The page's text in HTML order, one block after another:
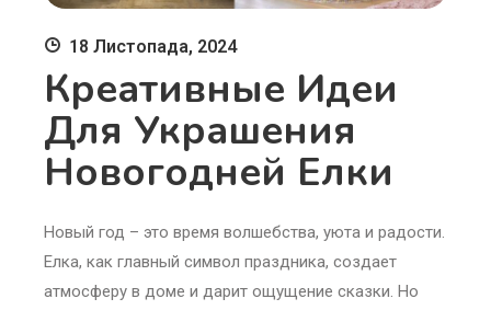
18 Листопада, 2024
Креативные Идеи
Для Украшения
Новогодней Елки
Новый год – это время волшебства, уюта и радости.
Елка, как главный символ праздника, создает
атмосферу в доме и дарит ощущение сказки. Но